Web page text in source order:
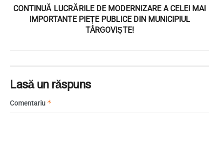
CONTINUĂ LUCRĂRILE DE MODERNIZARE A CELEI MAI
IMPORTANTE PIEȚE PUBLICE DIN MUNICIPIUL
TÂRGOVIȘTE!
Lasă un răspuns
Comentariu *